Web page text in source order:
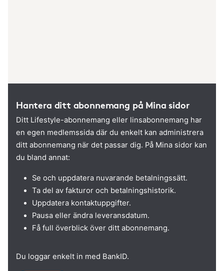
Hantera ditt abonnemang på Mina sidor
Ditt Lifestyle-abonnemang eller linsabonnemang har
en egen medlemssida där du enkelt kan administrera
ditt abonnemang när det passar dig. På Mina sidor kan
du bland annat:
Se och uppdatera nuvarande betalningssätt.
Ta del av fakturor och betalningshistorik.
Uppdatera kontaktuppgifter.
Pausa eller ändra leveransdatum.
Få full överblick över ditt abonnemang.
Du loggar enkelt in med BankID.